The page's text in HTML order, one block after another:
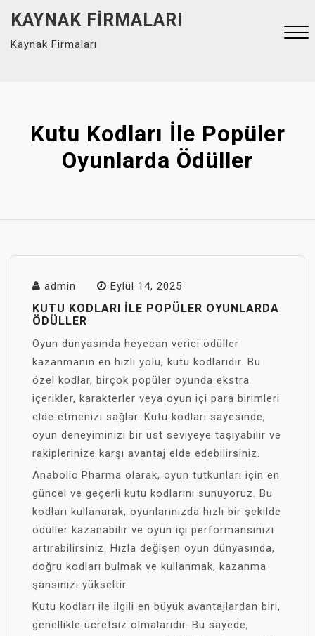
content
KAYNAK FIRMALARI
Kaynak Firmaları
Kutu Kodları İle Popüler
Oyunlarda Ödüller
admin Eylül 14, 2025
KUTU KODLARI İLE POPÜLER OYUNLARDA
ÖDÜLLER
Oyun dünyasında heyecan verici ödüller
kazanmanın en hızlı yolu, kutu kodlarıdır. Bu
özel kodlar, birçok popüler oyunda ekstra
içerikler, karakterler veya oyun içi para birimleri
elde etmenizi sağlar. Kutu kodları sayesinde,
oyun deneyiminizi bir üst seviyeye taşıyabilir ve
rakiplerinize karşı avantaj elde edebilirsiniz.
Anabolic Pharma olarak, oyun tutkunları için en
güncel ve geçerli kutu kodlarını sunuyoruz. Bu
kodları kullanarak, oyunlarınızda hızlı bir şekilde
ödüller kazanabilir ve oyun içi performansınızı
artırabilirsiniz. Hızla değişen oyun dünyasında,
doğru kodları bulmak ve kullanmak, kazanma
şansınızı yükseltir.
Kutu kodları ile ilgili en büyük avantajlardan biri,
genellikle ücretsiz olmalarıdır. Bu sayede,